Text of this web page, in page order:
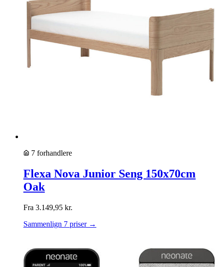
7 forhandlere
Flexa Nova Junior Seng 150x70cm
Oak
Fra 3.149,95 kr.
Sammenlign 7 priser →